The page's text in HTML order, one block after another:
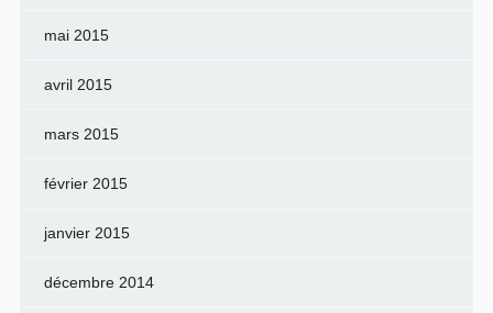
mai 2015
avril 2015
mars 2015
février 2015
janvier 2015
décembre 2014